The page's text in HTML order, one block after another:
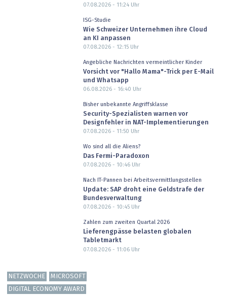
07.08.2026 - 11:24Uhr
ISG-Studie
Wie Schweizer Unternehmen ihre Cloud
an KI anpassen
07.08.2026 - 12:15Uhr
Angebliche Nachrichten vermeintlicher Kinder
Vorsicht vor "Hallo Mama"-Trick per E-Mail
und Whatsapp
06.08.2026 - 16:40 Uhr
Bisher unbekannte Angriffsklasse
Security-Spezialisten warnen vor
Designfehler in NAT-Implementierungen
07.08.2026 - 11:50 Uhr
Wo sind all die Aliens?
Das Fermi-Paradoxon
07.08.2026 - 10:46Uhr
Nach IT-Pannen bei Arbeitsvermittlungsstellen
Update: SAP droht eine Geldstrafe der
Bundesverwaltung
07.08.2026 - 10:45Uhr
Zahlen zum zweiten Quartal 2026
Lieferengpässe belasten globalen
Tabletmarkt
07.08.2026 - 11:06Uhr
NETZWOCHE
MICROSOFT
DIGITAL ECONOMY AWARD